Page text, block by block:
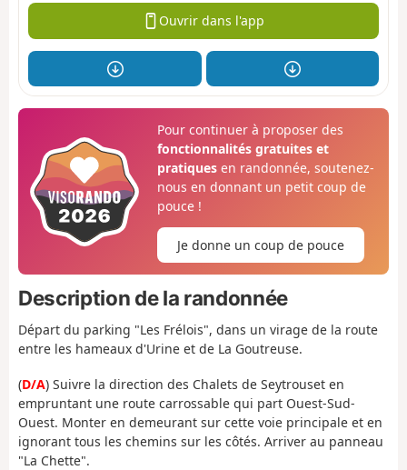
Ouvrir dans l'app
Pour continuer à proposer des
fonctionnalités gratuites et
pratiquesen randonnée, soutenez-
nous en donnant un petit coup de
pouce !
Je donne un coup de pouce
Description de la randonnée
Départ du parking "Les Frélois", dans un virage de la route
entre les hameaux d'Urine et de La Goutreuse.
(D/A) Suivre la direction des Chalets de Seytrouset en
empruntant une route carrossable qui part Ouest-Sud-
Ouest. Monter en demeurant sur cette voie principale et en
ignorant tous les chemins sur les côtés. Arriver au panneau
"La Chette".